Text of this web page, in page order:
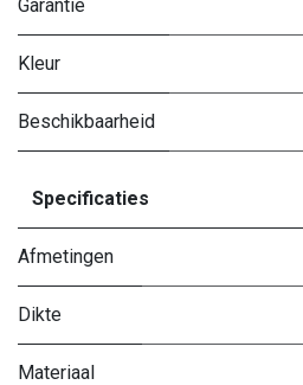
Garantie
Kleur
Beschikbaarheid
Specificaties
Afmetingen
Dikte
Materiaal